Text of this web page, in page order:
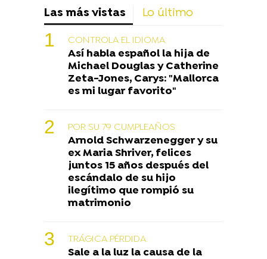
Las más vistas Lo último
CONTROLA EL IDIOMA
Así habla español la hija de
Michael Douglas y Catherine
Zeta-Jones, Carys: "Mallorca
es mi lugar favorito"
POR SU 79 CUMPLEAÑOS
Arnold Schwarzenegger y su
ex Maria Shriver, felices
juntos 15 años después del
escándalo de su hijo
ilegítimo que rompió su
matrimonio
TRÁGICA PÉRDIDA
Sale a la luz la causa de la